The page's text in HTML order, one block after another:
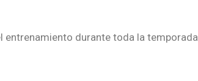
durante toda la temporada.